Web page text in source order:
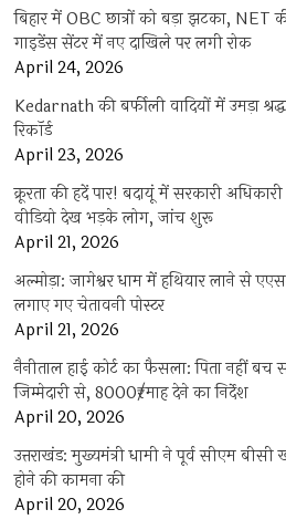
बिहार में OBC छात्रों को बड़ा झटका, NET
गाइडेंस सेंटर में नए दाखिले पर लगी रोक
April 24, 2026
Kedarnath की बर्फीली वादियों में उमड़ा
रिकॉर्ड
April 23, 2026
क्रूरता की हदें पार! बदायूं में सरकारी
वीडियो देख भड़के लोग, जांच शुरू
April 21, 2026
अल्मोड़ा: जागेश्वर धाम में हथियार लाने से
लगाए गए चेतावनी पोस्टर
April 21, 2026
नैनीताल हाई कोर्ट का फैसला: पिता नहीं
जिम्मेदारी से, 8000₹/माह देने का निर्देश
April 20, 2026
उत्तराखंड: मुख्यमंत्री धामी ने पूर्व सीएम
होने की कामना की
April 20, 2026